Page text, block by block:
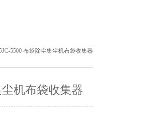
5500 布袋除尘集尘机布袋收集器
机布袋收集器